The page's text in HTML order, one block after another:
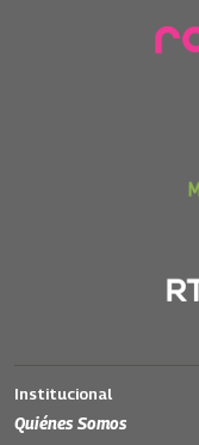
Institucional
Quiénes Somos